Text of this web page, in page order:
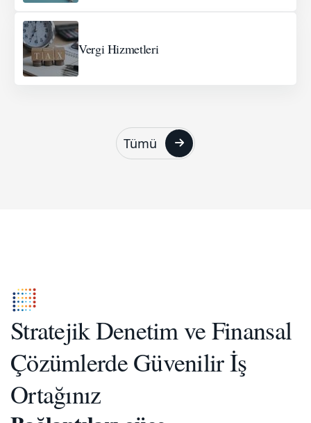
Vergi Hizmetleri
Tümü
Stratejik Denetim ve Finansal
Çözümlerde Güvenilir İş
Ortağınız